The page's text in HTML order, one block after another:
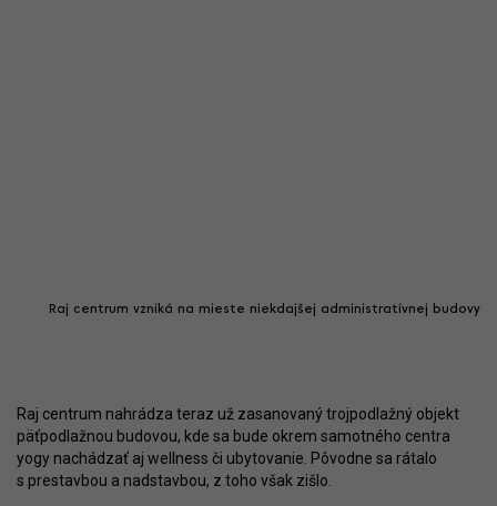
Raj centrum vzniká na mieste niekdajšej administratívnej budovy
Raj centrum nahrádza teraz už zasanovaný trojpodlažný objekt
päťpodlažnou budovou, kde sa bude okrem samotného centra
yogy nachádzať aj wellness či ubytovanie. Pôvodne sa rátalo
s prestavbou a nadstavbou, z toho však zišlo.